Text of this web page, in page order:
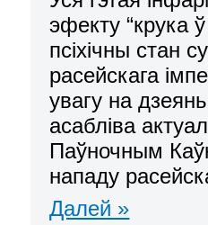
эфекту “крука
псіхічны стан
расейскага
увагу на
асабліва
Паўночным
нападу
Далей »